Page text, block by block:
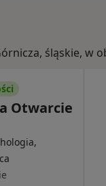
śląskie, w
Otwarcie